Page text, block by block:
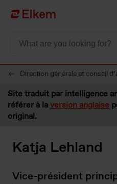
Skip to main content
Vers la page d'accueil
Direction générale et conseil
Site traduit par intelligence
référer à laversion anglaise
original.
Katja Lehland
Vice-président